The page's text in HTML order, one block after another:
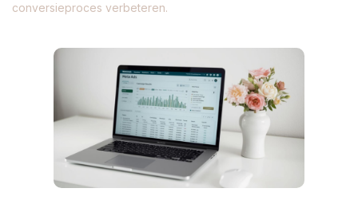
conversieproces verbeteren.